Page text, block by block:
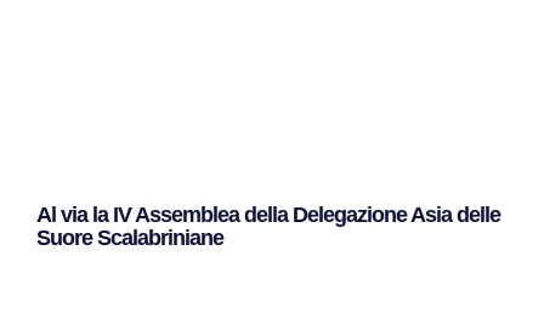
Al via la IV Assemblea della Delegazione Asia delle
Suore Scalabriniane